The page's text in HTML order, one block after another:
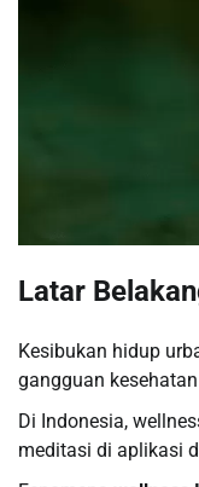
Latar
Kesibukan hidup
gangguan
Di Indonesia,
meditasi di aplikasi